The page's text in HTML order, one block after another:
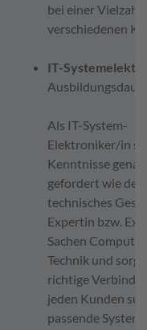
bei einer Vielzahl
verschiedenen
IT-
Als IT-System-
Elektroniker/in
Kenntnisse
gefordert wie dein
technisches
Expertin bzw.
Sachen
Technik und
richtige
jeden Kunden
passende System